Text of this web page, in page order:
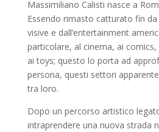
Massimiliano Calisti nasce a
Essendo rimasto catturato fin
visive e dall’entertainment
particolare, al cinema, ai
ai toys; questo lo porta ad
persona, questi settori
tra loro.
Dopo un percorso artistico
intraprendere una nuova strada